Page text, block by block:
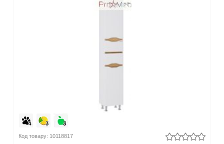
Код товару: 10118817